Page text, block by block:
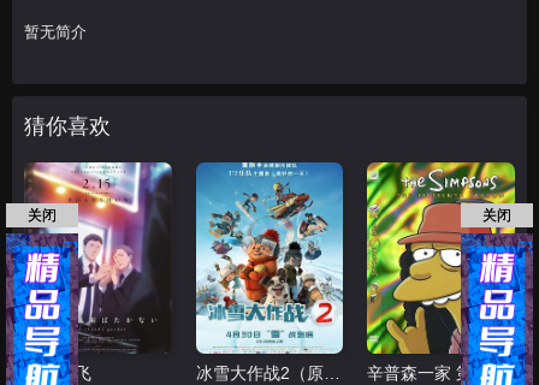
暂无简介
猜你喜欢
鸣鸟不飞 冰雪大作战2（原声版） 辛普森一家 第十五季
关闭 关闭